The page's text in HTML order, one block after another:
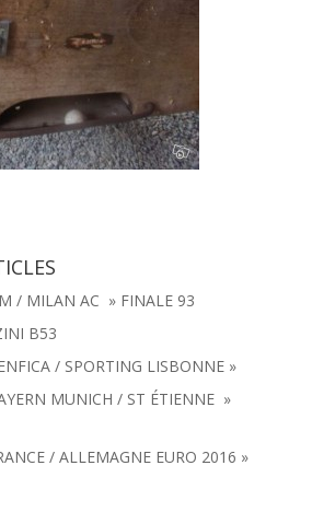
/ MILAN AC » FINALE 93
B53
/ SPORTING LISBONNE »
MUNICH / ST ÉTIENNE »
/ ALLEMAGNE EURO 2016 »